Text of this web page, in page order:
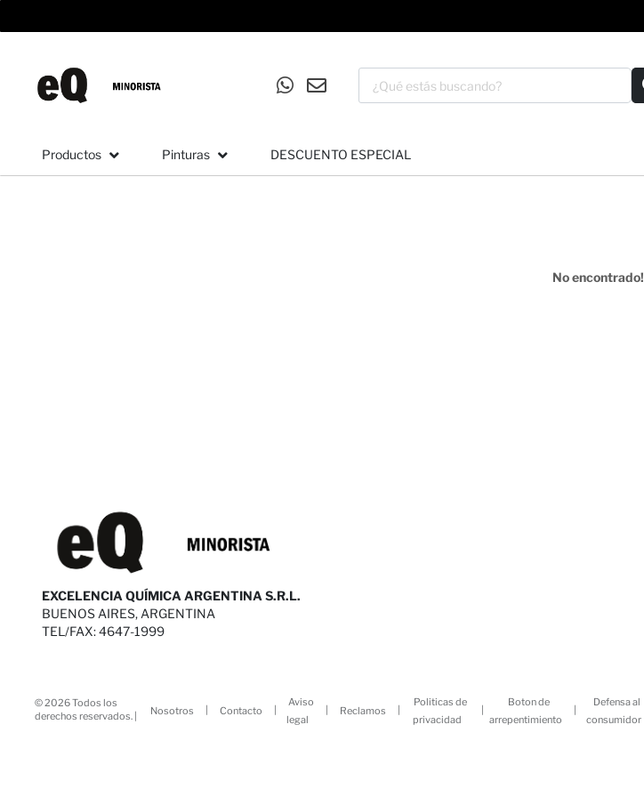
Productos Pinturas DESCUENTO ESPECIAL
No encontrado!
EXCELENCIA QUÍMICA ARGENTINA S.R.L.
BUENOS AIRES, ARGENTINA
TEL/FAX: 4647-1999
© 2026 Todos los
derechos reservados. |
Nosotros | Contacto |
Aviso
legal
| Reclamos |
Politicas de
privacidad
|
Boton de
arrepentimiento
|
Defensa al
consumidor